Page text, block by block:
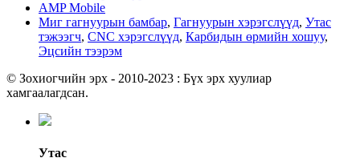
AMP Mobile
Миг гагнуурын бамбар, Гагнуурын хэрэгслүүд, Утас
тэжээгч, CNC хэрэгслүүд, Карбидын өрмийн хошуу,
Эцсийн тээрэм
© Зохиогчийн эрх - 2010-2023 : Бүх эрх хуулиар
хамгаалагдсан.
Утас